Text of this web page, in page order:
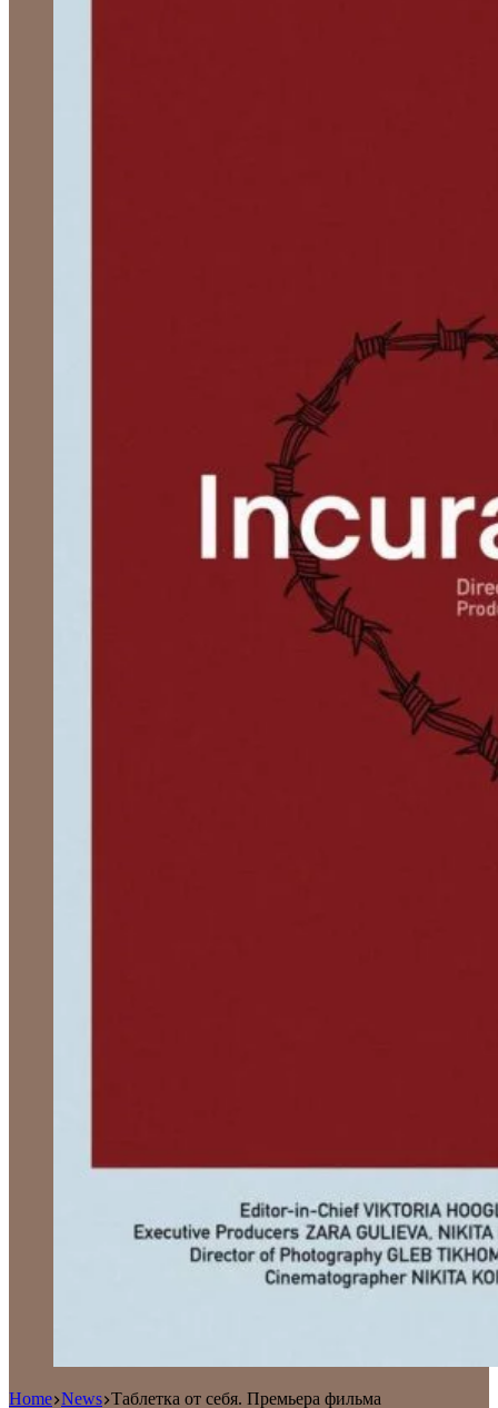
Home News Таблетка от себя. Премьера фильма